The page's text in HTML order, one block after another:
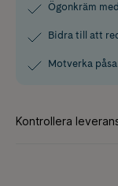
Ögonkräm
Bidra till att
Motverka